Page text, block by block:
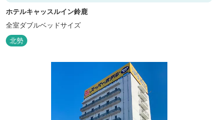
ホテルキャッスルイン鈴鹿
全室ダブルベッドサイズ
北勢